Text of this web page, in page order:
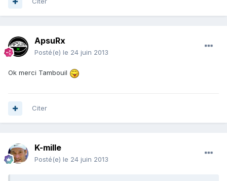
ApsuRx
Posté(e) le 24 juin 2013
Ok merci Tambouil
Citer
K-mille
Posté(e) le 24 juin 2013